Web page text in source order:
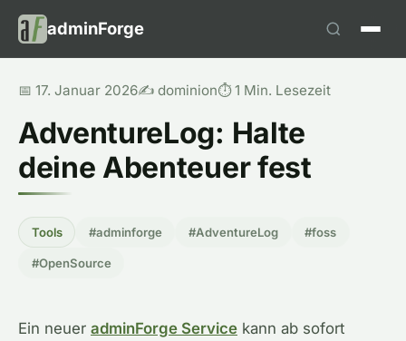
adminForge
📅 17. Januar 2026✍️ dominion⏱️ 1 Min. Lesezeit
AdventureLog: Halte
deine Abenteuer fest
Tools #adminforge #AdventureLog #foss
#OpenSource
Ein neuer adminForge Service kann ab sofort